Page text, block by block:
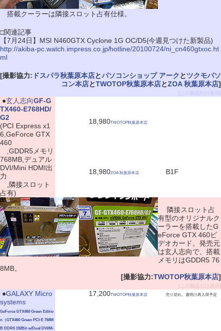
搭載クーラーは隣接スロット占有仕様。
□関連記事
【7月24日】MSI N460GTX Cyclone 1G OC/D5(今週見つけた新製品)
http://akiba-pc.watch.impress.co.jp/hotline/20100724/ni_cn460gtxoc.ht
ml
[撮影協力: ドスパラ秋葉原本店とパソコンショップ アーク とツクモパソ
コン本店とTWOTOP秋葉原本店とZOA 秋葉原本店]
[この製品だけ表示]
●玄人志向GF-G
TX460-E768HD/
G2
(PCI Express x1
6,GeForce GTX
460
,GDDR5メモリ
768MB,デュアル
DVI/Mini HDMI出
力
,隣接スロット
占有)
18,980TWOTOP秋葉原本店
18,980ZOA 秋葉原本店 B1F
隣接スロット占
有型のオリジナルク
ーラーを搭載したG
eForce GTX 460ビ
デオカード。発売元
は玄人志向で、搭載
メモリはGDDR5 76
8MB。
[撮影協力:TWOTOP秋葉原本店]
[この製品だけ表示]
●GALAXY Micro
systems
GeForce GTX460 Green Editio
n（GTX460 Green PCI-E 768M
B DDR5 192Bit w/Dual DVI/Mi
17,200TWOTOP秋葉原本店 売り切れ。週明け再入荷予定